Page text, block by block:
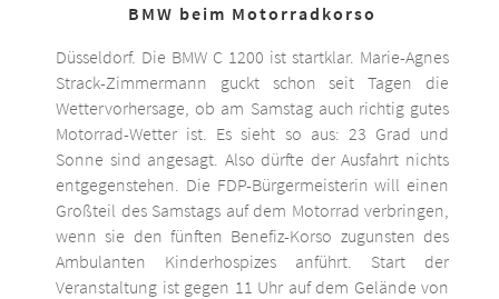
BMW beim Motorradkorso
Düsseldorf. Die BMW C 1200 ist startklar. Marie-Agnes
Strack-Zimmermann guckt schon seit Tagen die
Wettervorhersage, ob am Samstag auch richtig gutes
Motorrad-Wetter ist. Es sieht so aus: 23 Grad und
Sonne sind angesagt. Also dürfte der Ausfahrt nichts
entgegenstehen. Die FDP-Bürgermeisterin will einen
Großteil des Samstags auf dem Motorrad verbringen,
wenn sie den fünften Benefiz-Korso zugunsten des
Ambulanten Kinderhospizes anführt. Start der
Veranstaltung ist gegen 11 Uhr auf dem Gelände von